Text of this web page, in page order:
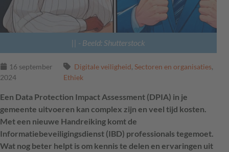
|| - Beeld: Shutterstock
16 september
2024
Digitale veiligheid, Sectoren en organisaties,
Ethiek
Een Data Protection Impact Assessment (DPIA) in je
gemeente uitvoeren kan complex zijn en veel tijd kosten.
Met een nieuwe Handreiking komt de
Informatiebeveiligingsdienst (IBD) professionals tegemoet.
Wat nog beter helpt is om kennis te delen en ervaringen uit